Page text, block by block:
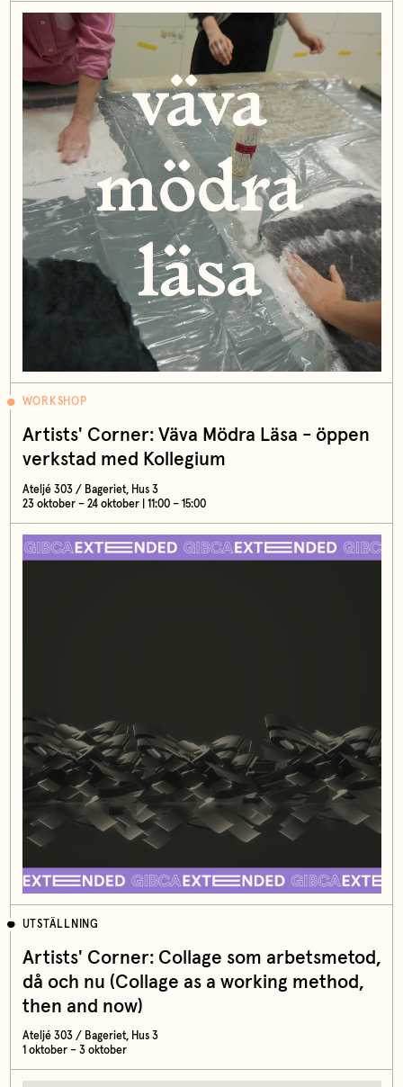
WORKSHOP
Artists' Corner: Väva Mödra Läsa - öppen
verkstad med Kollegium
Ateljé 303 / Bageriet, Hus 3
23 oktober – 24 oktober | 11:00 – 15:00
UTSTÄLLNING
Artists' Corner: Collage som arbetsmetod,
då och nu (Collage as a working method,
then and now)
Ateljé 303 / Bageriet, Hus 3
1 oktober – 3 oktober